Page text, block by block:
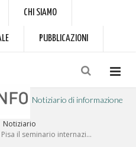
CHI SIAMO
PUBBLICAZIONI
Notiziario di informazione
Notiziario
il seminario internazi...